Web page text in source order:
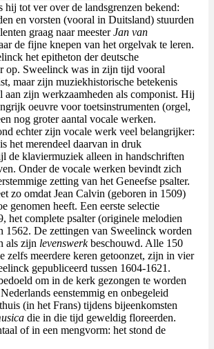
hij tot ver over de landsgrenzen bekend:
en vorsten (vooral in Duitsland) stuurden
graag naar meesterJan van
de fijne knepen van het orgelvak te leren.
het epitheton der deutsche
op. Sweelinck was in zijn tijd vooral
maar zijn muziekhistorische betekenis
aan zijn werkzaamheden als componist. Hij
oeuvre voor toetsinstrumenten (orgel,
nog groter aantal vocale werken.
echter zijn vocale werk veel belangrijker:
het merendeel daarvan in druk
de klaviermuziek alleen in handschriften
Onder de vocale werken bevindt zich
zetting van het Geneefse psalter.
zo omdat Jean Calvin (geboren in 1509)
genomen heeft. Een eerste selectie
het complete psalter (originele melodien
1562. De zettingen van Sweelinck worden
als zijn levenswerkbeschouwd. Alle 150
zelfs meerdere keren getoonzet, zijn in vier
gepubliceerd tussen 1604-1621.
om in de kerk gezongen te worden
eenstemmig en onbegeleid
(in het Frans) tijdens bijeenkomsten
die in die tijd geweldig floreerden.
of in een mengvorm: het stond de